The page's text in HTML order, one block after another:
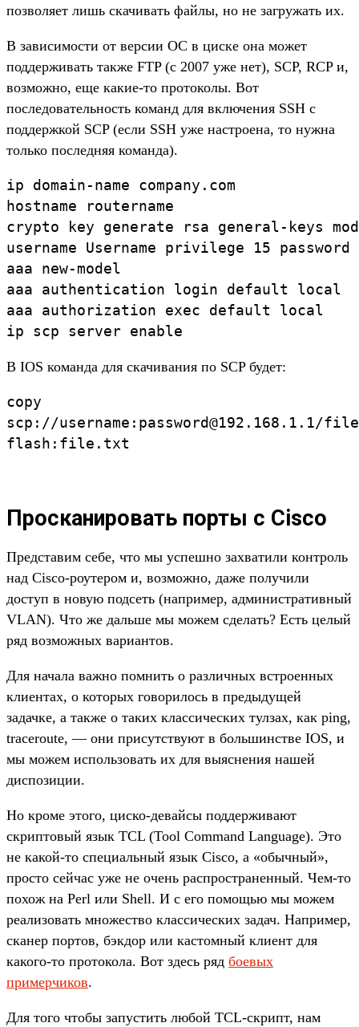
позволяет лишь скачивать файлы, но не загружать их.
В зависимости от версии ОС в циске она может
поддерживать также FTP (с 2007 уже нет), SCP, RCP и,
возможно, еще какие-то протоколы. Вот
последовательность команд для включения SSH c
поддержкой SCP (если SSH уже настроена, то нужна
только последняя команда).
ip domain-name company.com
hostname routername
crypto key generate rsa general-keys
username Username privilege 15 password
aaa new-model
aaa authentication login default local
aaa authorization exec default local
ip scp server enable
В IOS команда для скачивания по SCP будет:
copy
scp://username:password@192.168.1.1/
flash:file.txt
Просканировать порты с Cisco
Представим себе, что мы успешно захватили контроль
над Cisco-роутером и, возможно, даже получили
доступ в новую подсеть (например, административный
VLAN). Что же дальше мы можем сделать? Есть целый
ряд возможных вариантов.
Для начала важно помнить о различных встроенных
клиентах, о которых говорилось в предыдущей
задачке, а также о таких классических тулзах, как ping,
traceroute, — они присутствуют в большинстве IOS, и
мы можем использовать их для выяснения нашей
диспозиции.
Но кроме этого, циско-девайсы поддерживают
скриптовый язык TCL (Tool Command Language). Это
не какой-то специальный язык Cisco, а «обычный»,
просто сейчас уже не очень распространенный. Чем-то
похож на Perl или Shell. И с его помощью мы можем
реализовать множество классических задач. Например,
сканер портов, бэкдор или кастомный клиент для
какого-то протокола. Вот здесь ряд боевых
примерчиков.
Для того чтобы запустить любой TCL-скрипт, нам